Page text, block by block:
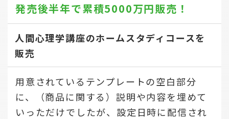
発売後半年で累積5000万円販売！
人間心理学講座のホームスタディコースを
販売
用意されているテンプレートの空白部分
に、（商品に関する）説明や内容を埋めて
いっただけでしたが、設定日時に配信され